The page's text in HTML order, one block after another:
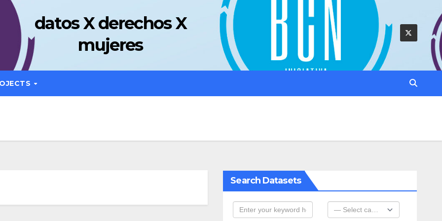
datos X derechos X
mujeres
Search Datasets